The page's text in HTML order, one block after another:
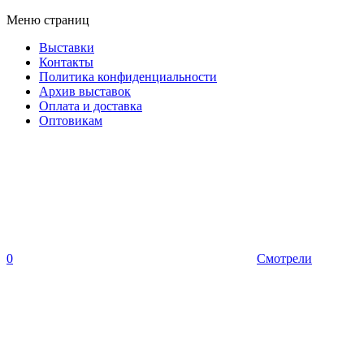
Меню страниц
Выставки
Контакты
Политика конфиденциальности
Архив выставок
Оплата и доставка
Оптовикам
0 Смотрели